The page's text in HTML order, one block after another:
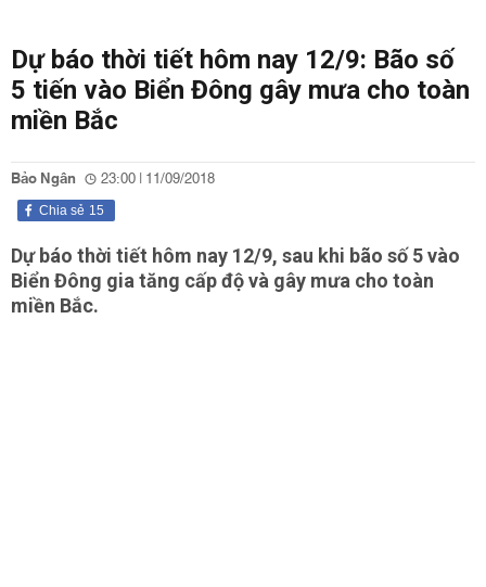
Dự báo thời tiết hôm nay 12/9: Bão số
5 tiến vào Biển Đông gây mưa cho toàn
miền Bắc
Bảo Ngân 23:00 | 11/09/2018
15
Chia sẻ
Dự báo thời tiết hôm nay 12/9, sau khi bão số 5 vào
Biển Đông gia tăng cấp độ và gây mưa cho toàn
miền Bắc.